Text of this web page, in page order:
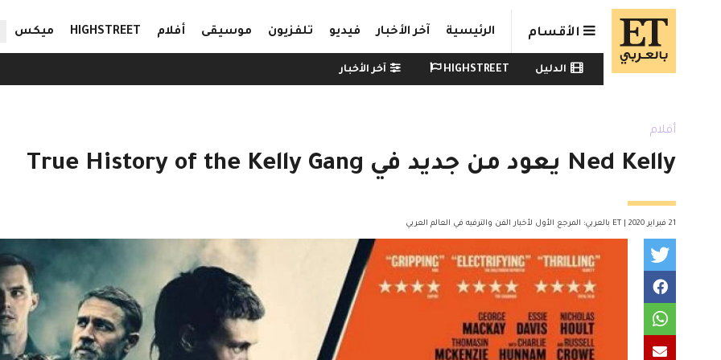
Skip to main content
الأقسام الرئيسية آخر الأخبار فيديو تلفزيون موسيقى أفلام HIGHSTREET ميكس
Watch menu
الدليل HIGHSTREET آخر الأخبار
أفلام
Ned Kelly يعود من جديد في True History of the Kelly Gang
21 فبراير 2020 | ET بالعربي: المرجع الأول لأخبار الفن والترفيه في العالم العربي